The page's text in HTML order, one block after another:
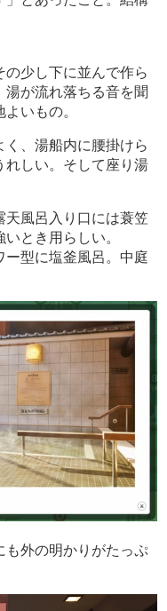
少し下に並んで作ら
が流れ落ちる音を聞
いもの。
、湯船内に腰掛けら
れしい。そして座り湯
天風呂入り口には蓑笠
とき用らしい。
ー型に塩釜風呂。中庭
も外の明かりがたっぷ